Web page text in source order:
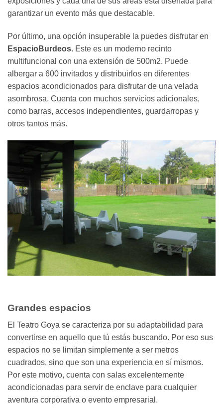
garantizar un evento más que destacable.
Por último, una opción insuperable la puedes disfrutar en
EspacioBurdeos. Este es un moderno recinto
multifuncional con una extensión de 500m2. Puede
albergar a 600 invitados y distribuirlos en diferentes
espacios acondicionados para disfrutar de una velada
asombrosa. Cuenta con muchos servicios adicionales,
como barras, accesos independientes, guardarropas y
otros tantos más.
Grandes espacios
El Teatro Goya se caracteriza por su adaptabilidad para
convertirse en aquello que tú estás buscando. Por eso sus
espacios no se limitan simplemente a ser metros
cuadrados, sino que son una experiencia en sí mismos.
Por este motivo, cuenta con salas excelentemente
acondicionadas para servir de enclave para cualquier
aventura corporativa o evento empresarial.